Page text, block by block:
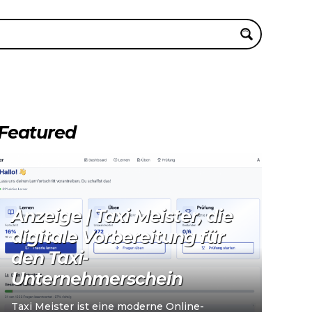
Anzeige | Taxi Meister, die
digitale Vorbereitung für
den Taxi-
Unternehmerschein
Taxi Meister ist eine moderne Online-